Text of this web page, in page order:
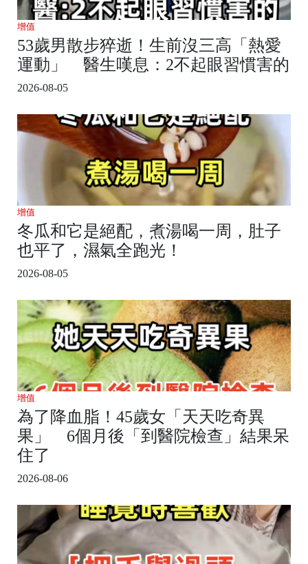
增值
53歲男散步猝逝！生前沒三高「熱愛
運動」 醫生嘆息：2不起眼習慣害的
2026-08-05
增值
冬瓜和它是絕配，煮湯喝一周，肚子
也平了，濕氣全跑光！
2026-08-05
增值
為了降血脂！45歲女「天天吃奇異
果」 6個月後「到醫院檢查」結果呆
住了
2026-08-06